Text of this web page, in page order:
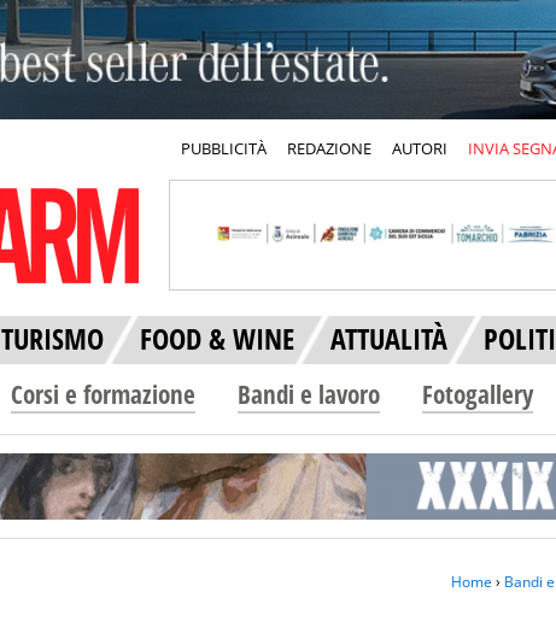
PUBBLICITÀ REDAZIONE AUTORI INVIA
TURISMO FOOD & WINE ATTUALITÀ
Corsi e formazione Bandi e lavoro Fotogallery
Home› Bandi